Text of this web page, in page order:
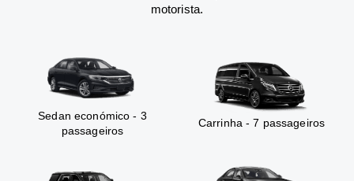
motorista.
Sedan económico - 3
passageiros
Carrinha - 7 passageiros